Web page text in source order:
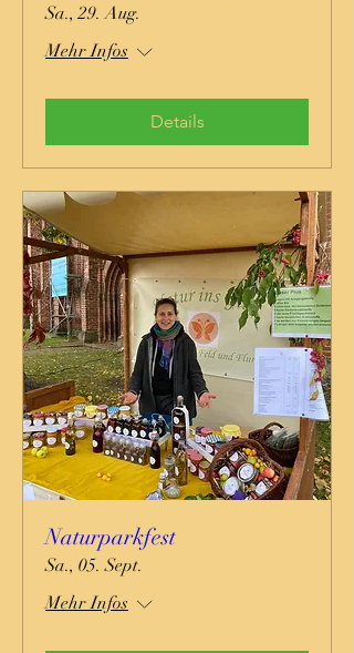
Sa., 29. Aug.
Mehr Infos
Details
Naturparkfest
Sa., 05. Sept.
Mehr Infos